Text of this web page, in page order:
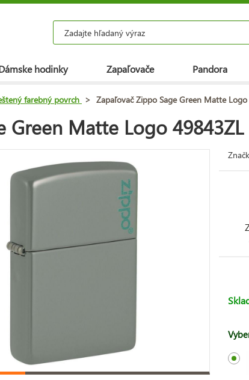
hodinky Zapaľovače Pandora
farebný povrch > Zapaľovač Zippo Sage Green Matte
Green Matte Logo 49843ZL